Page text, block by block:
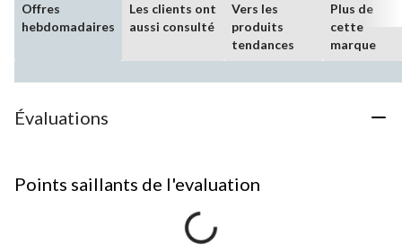
Offres
hebdomadaires
Les clients ont
aussi consulté
Vers les
produits
tendances
Plus de
cette
marque
Évaluations
Points saillants de l'evaluation